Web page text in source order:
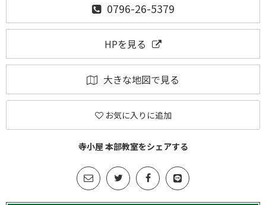
0796-26-5379
HPを見る
大きな地図で見る
お気に入りに追加
寺小屋 本部教室をシェアする